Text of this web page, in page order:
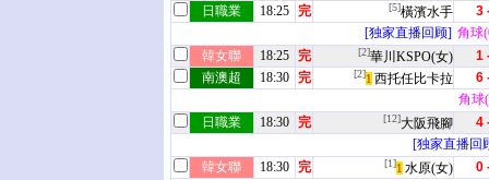
日職業
18:25 完 [5]橫濱水手
3
[独家直播回顾] 角球
韓女聯
18:25 完 [2]華川KSPO(女)
1
南澳超
18:30 完 [2]1 西托任比卡拉
6
角球
日職業
18:30 完 [12]大阪飛腳
4
[独家直播回
韓女聯
18:30 完 [1]1 水原(女)
0